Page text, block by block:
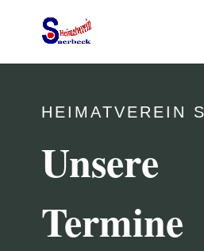
HEIMATVEREIN
Unsere
Termine